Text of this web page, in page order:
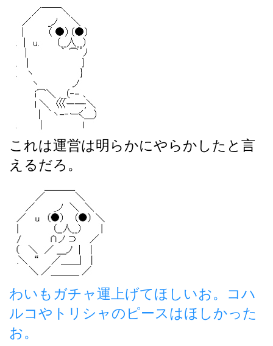
これは運営は明らかにやらかしたと言
えるだろ。
わいもガチャ運上げてほしいお。コハ
ルコやトリシャのピースはほしかった
お。